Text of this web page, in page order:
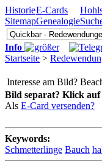
HistorieE-Cards
SitemapGenealogie
Info
Startseite >
Interesse am Bild?
Bild separat? Klick auf
Als E-Card versenden?
Keywords:
Schmetterlinge Bauch